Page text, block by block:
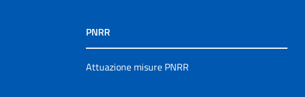
PNRR
Attuazione misure PNRR